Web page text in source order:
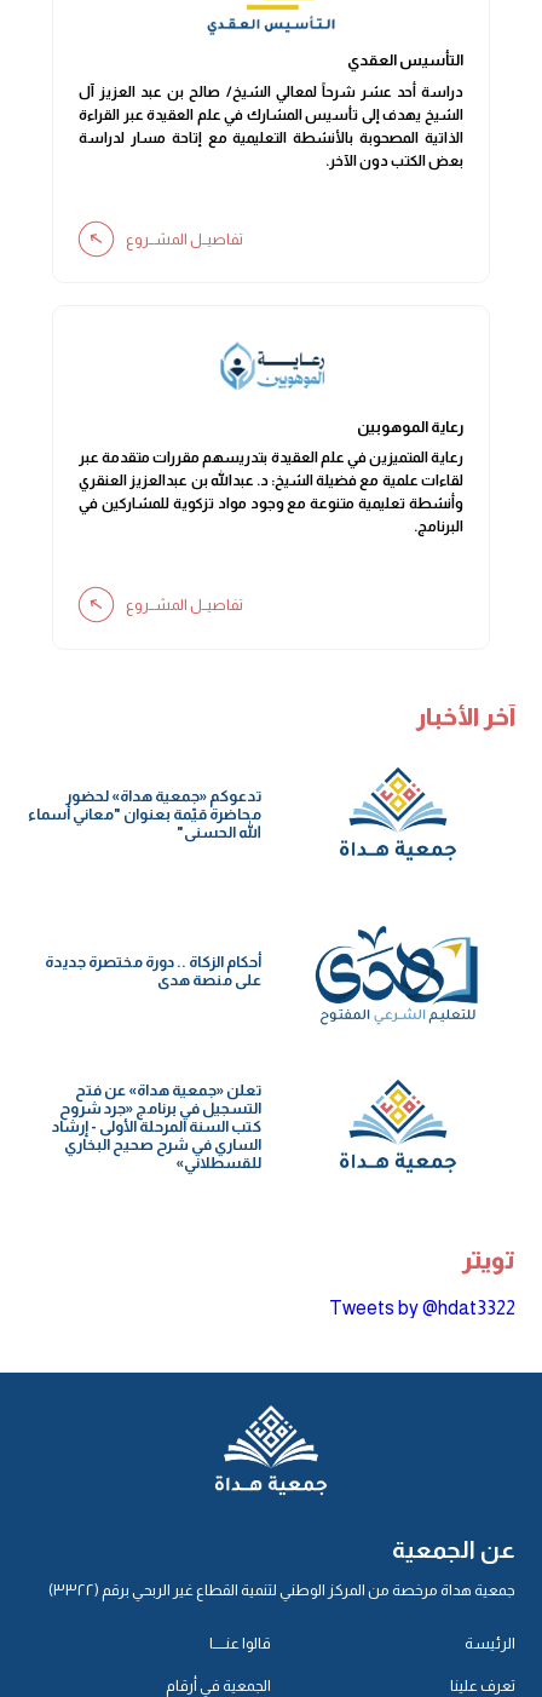
التأسيس العقدي
دراسة أحد عشر شرحاً لمعالي الشيخ/ صالح بن عبد العزيز آل
الشيخ يهدف إلى تأسيس المشارك في علم العقيدة عبر القراءة
الذاتية المصحوبة بالأنشطة التعليمية مع إتاحة مسار لدراسة
بعض الكتب دون الآخر.
تفاصيــل المشــروع
رعاية الموهوبين
رعاية المتميزين في علم العقيدة بتدريسهم مقررات متقدمة عبر
لقاءات علمية مع فضيلة الشيخ: د. عبدالله بن عبدالعزيز العنقري
وأنشطة تعليمية متنوعة مع وجود مواد تزكوية للمشاركين في
البرنامج.
تفاصيــل المشــروع
آخر الأخبار
تدعوكم «جمعية هداة» لحضور
محاضرة قيّمة بعنوان "معاني أسماء
الله الحسنى"
أحكام الزكاة .. دورة مختصرة جديدة
على منصة هدى
تعلن «جمعية هداة» عن فتح
التسجيل في برنامج «جرد شروح
كتب السنة️ المرحلة الأولى - إرشاد
الساري في شرح صحيح البخاري
للقسطلاني»
تويتر
Tweets by @hdat3322
عن الجمعية
جمعية هداة مرخصة من المركز الوطني لتنمية القطاع غير الربحي برقم (٣٣٢٢)
الرئيسة
تعرف علينا
قالوا عنـــــا
الجمعية في أرقام